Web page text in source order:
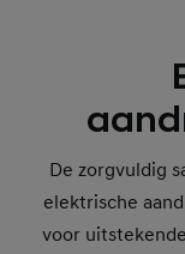
De zorgvuldig
elektrische
voor